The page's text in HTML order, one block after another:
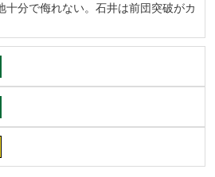
十分で侮れない。石井は前団突破がカ